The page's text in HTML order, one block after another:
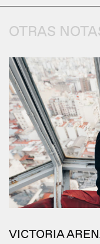
OTRAS
VICTORIA